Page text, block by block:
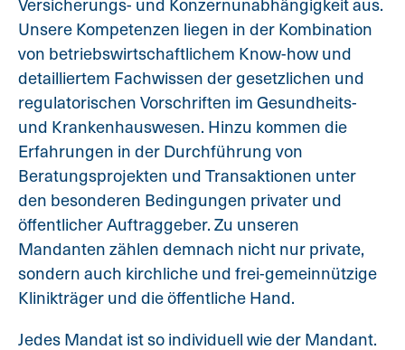
Unsere Kompetenzen liegen in der Kombination
von betriebswirtschaftlichem Know-how und
detailliertem Fachwissen der gesetzlichen und
regulatorischen Vorschriften im Gesundheits-
und Krankenhauswesen. Hinzu kommen die
Erfahrungen in der Durchführung von
Beratungsprojekten und Transaktionen unter
den besonderen Bedingungen privater und
öffentlicher Auftraggeber. Zu unseren
Mandanten zählen demnach nicht nur private,
sondern auch kirchliche und frei-gemeinnützige
Klinikträger und die öffentliche Hand.
Jedes Mandat ist so individuell wie der Mandant.